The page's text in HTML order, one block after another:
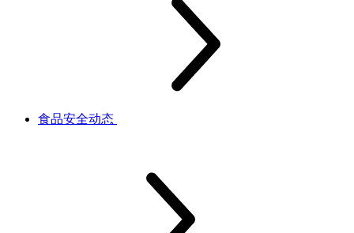
食品安全动态